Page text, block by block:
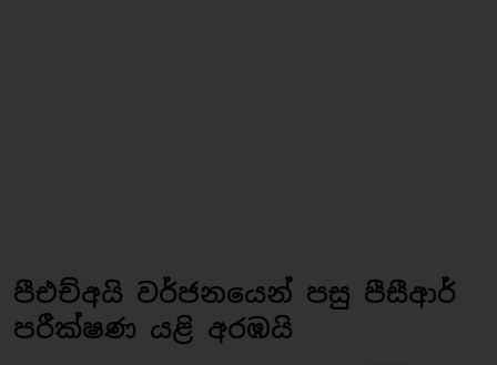
පීඑච්අයි වර්ජනයෙන් පසු පීසීආර්
පරීක්ෂණ යළි අරඹයි